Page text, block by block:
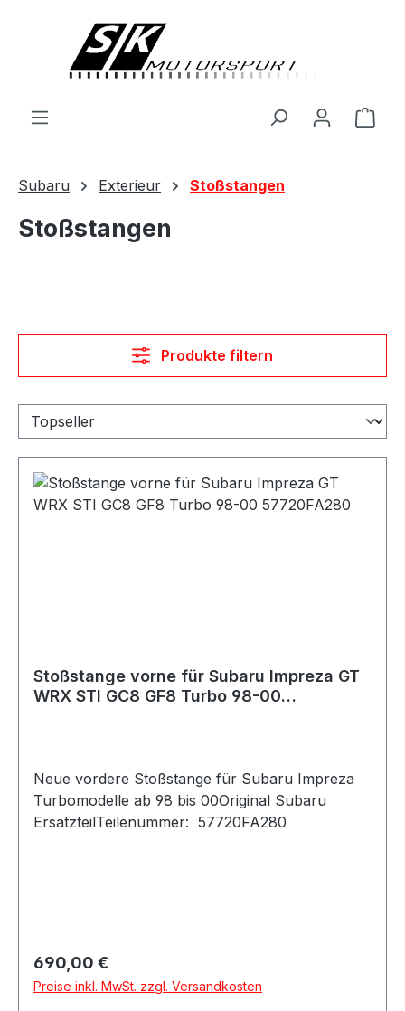
Subaru Exterieur Stoßstangen
Stoßstangen
Produkte filtern
Stoßstange vorne für Subaru Impreza GT
WRX STI GC8 GF8 Turbo 98-00
Neue vordere Stoßstange für Subaru Impreza
Turbomodelle ab 98 bis 00Original Subaru
ErsatzteilTeilenummer: 57720FA280
Regulärer Preis:
690,00 €
Preise inkl. MwSt. zzgl. Versandkosten